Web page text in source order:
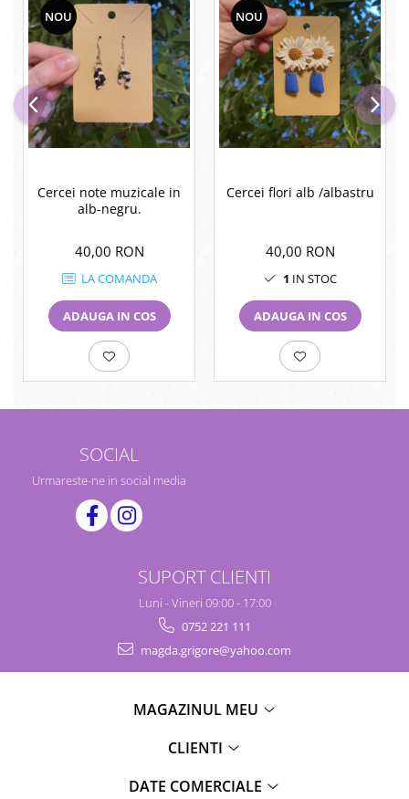
NOU
Cercei note muzicale in
alb-negru.
40,00 RON
LA COMANDA
ADAUGA IN COS
NOU
Cercei flori alb /albastru
40,00 RON
1 IN STOC
ADAUGA IN COS
SOCIAL
Urmareste-ne in social media
SUPORT CLIENTI
Luni - Vineri 09:00 - 17:00
0752 221 111
magda.grigore@yahoo.com
MAGAZINUL MEU
CLIENTI
DATE COMERCIALE